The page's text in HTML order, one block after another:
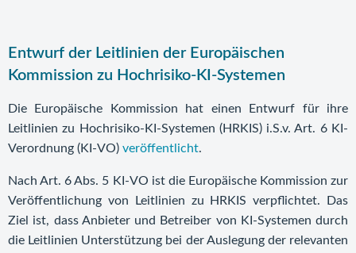
Entwurf der Leitlinien der Europäischen
Kommission zu Hochrisiko-KI-Systemen
Die Europäische Kommission hat einen Entwurf für ihre
Leitlinien zu Hochrisiko-KI-Systemen (HRKIS) i.S.v. Art. 6 KI-
Verordnung (KI-VO) veröffentlicht.
Nach Art. 6 Abs. 5 KI-VO ist die Europäische Kommission zur
Veröffentlichung von Leitlinien zu HRKIS verpflichtet. Das
Ziel ist, dass Anbieter und Betreiber von KI-Systemen durch
die Leitlinien Unterstützung bei der Auslegung der relevanten